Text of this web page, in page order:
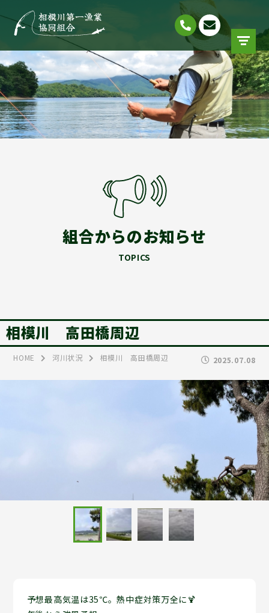
組合からのお知らせ
TOPICS
相模川 高田橋周辺
HOME 河川状況 相模川 高田橋周辺 2025.07.08
予想最高気温は35℃。熱中症対策万全に🍹